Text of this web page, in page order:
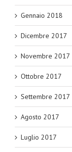
Gennaio 2018
Dicembre 2017
Novembre 2017
Ottobre 2017
Settembre 2017
Agosto 2017
Luglio 2017